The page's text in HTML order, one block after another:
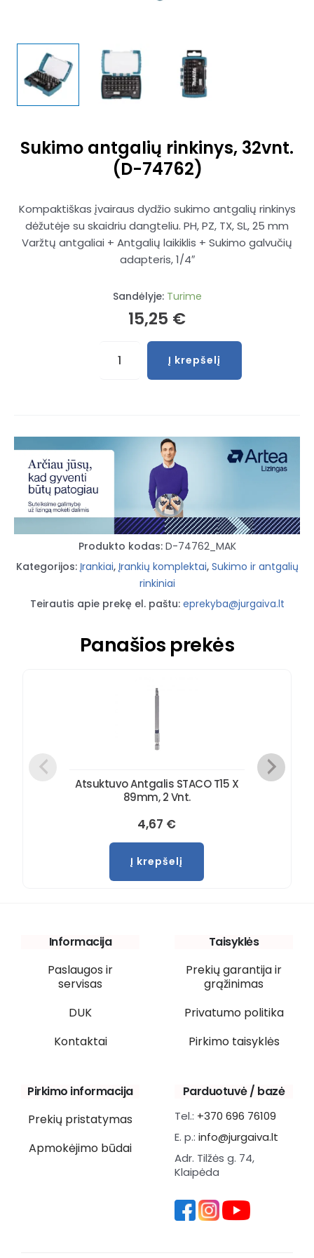
Sukimo antgalių rinkinys, 32vnt.
(D-74762)
Kompaktiškas įvairaus dydžio sukimo antgalių rinkinys
dėžutėje su skaidriu dangteliu. PH, PZ, TX, SL, 25 mm
Varžtų antgaliai + Antgalių laikiklis + Sukimo galvučių
adapteris, 1/4″
Sandėlyje: Turime
15,25 €
(D-
74762)
Į krepšelį
Produkto kodas: D-74762_MAK
Kategorijos: Įrankiai, Įrankių komplektai, Sukimo ir antgalių
rinkiniai
Teirautis apie prekę el. paštu: eprekyba@jurgaiva.lt
Panašios prekės
Atsuktuvo Antgalis STACO T15 X
89mm, 2 Vnt.
4,67 €
Į krepšelį
Informacija
Paslaugos ir
servisas
DUK
Kontaktai
Taisyklės
Prekių garantija ir
grąžinimas
Privatumo politika
Pirkimo taisyklės
Pirkimo informacija
Prekių pristatymas
Apmokėjimo būdai
Parduotuvė / bazė
Tel.: +370 696 76109
E. p.: info@jurgaiva.lt
Adr. Tilžės g. 74,
Klaipėda